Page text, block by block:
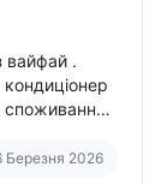
вайфай .
споживання
Березня 2026